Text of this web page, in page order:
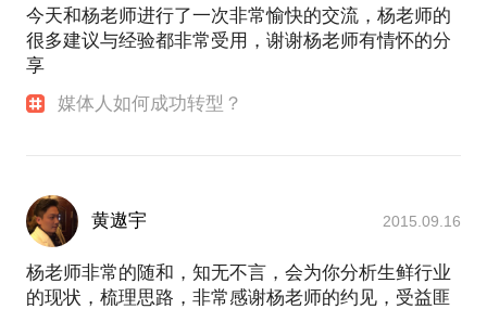
今天和杨老师进行了一次非常愉快的交流，杨老师的
很多建议与经验都非常受用，谢谢杨老师有情怀的分
享
媒体人如何成功转型？
黄遨宇 2015.09.16
杨老师非常的随和，知无不言，会为你分析生鲜行业
的现状，梳理思路，非常感谢杨老师的约见，受益匪